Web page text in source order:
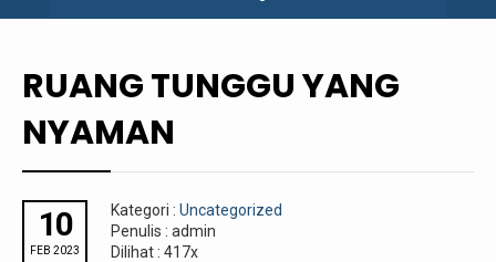
RUANG TUNGGU YANG
NYAMAN
10
FEB 2023
Kategori : Uncategorized
Penulis : admin
Dilihat : 417x